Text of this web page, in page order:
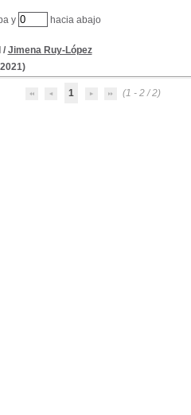
y hacia abajo
/ Jimena Ruy-López
1 (1 - 2 / 2)